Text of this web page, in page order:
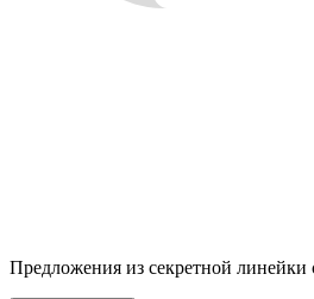
Предложения из секретной